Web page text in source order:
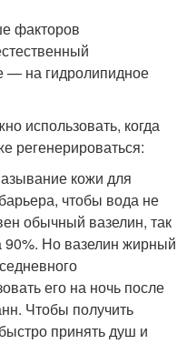
факторов
— на гидролипидное
использовать, когда
регенерироваться:
кожи для
чтобы вода не
обычный вазелин, так
90%. Но вазелин жирный
его на ночь после
Чтобы получить
принять душ и